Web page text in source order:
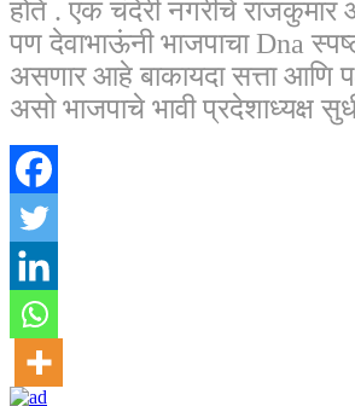
होते . एक चंदेरी नगरीचे
पण देवाभाऊंनी भाजपाचा Dna
असणार आहे बाकायदा सत्ता आणि
असो भाजपाचे भावी प्रदेशाध्यक्ष